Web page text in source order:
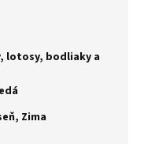
lotosy, bodliaky a
, Zima